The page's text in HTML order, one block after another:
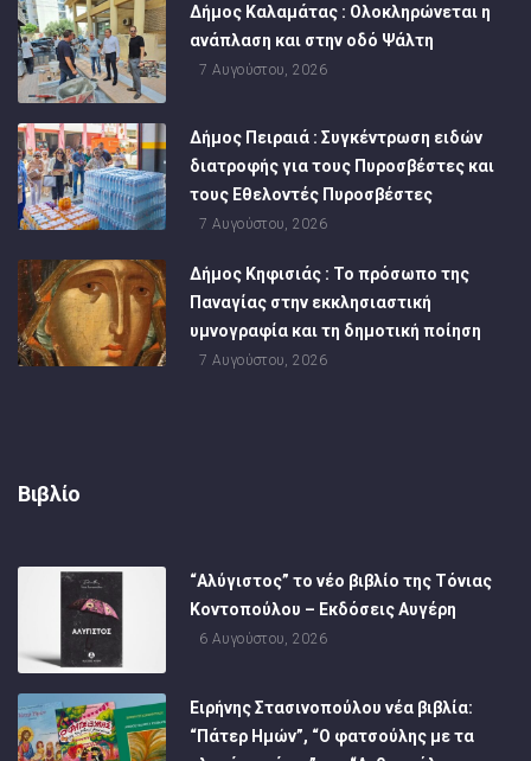
Δήμος Καλαμάτας : Ολοκληρώνεται η
ανάπλαση και στην οδό Ψάλτη
7 Αυγούστου, 2026
Δήμος Πειραιά : Συγκέντρωση ειδών
διατροφής για τους Πυροσβέστες και
τους Εθελοντές Πυροσβέστες
7 Αυγούστου, 2026
Δήμος Κηφισιάς : Το πρόσωπο της
Παναγίας στην εκκλησιαστική
υμνογραφία και τη δημοτική ποίηση
7 Αυγούστου, 2026
Βιβλίο
“Αλύγιστος” το νέο βιβλίο της Τόνιας
Κοντοπούλου – Εκδόσεις Αυγέρη
6 Αυγούστου, 2026
Ειρήνης Στασινοπούλου νέα βιβλία:
“Πάτερ Ημών”, “Ο φατσούλης με τα